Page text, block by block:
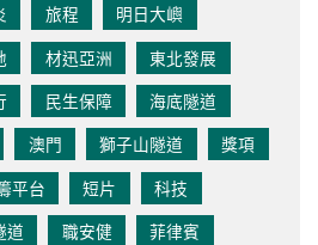
旅程
明日大嶼
材迅亞洲
東北發展
民生保障
海底隧道
澳門 獅子山隧道
獎項
平台 短片
科技
道 職安健
菲律賓